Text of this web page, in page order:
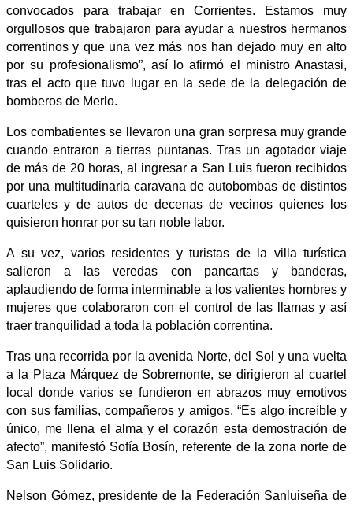
convocados para trabajar en Corrientes. Estamos muy
orgullosos que trabajaron para ayudar a nuestros hermanos
correntinos y que una vez más nos han dejado muy en alto
por su profesionalismo”, así lo afirmó el ministro Anastasi,
tras el acto que tuvo lugar en la sede de la delegación de
bomberos de Merlo.
Los combatientes se llevaron una gran sorpresa muy grande
cuando entraron a tierras puntanas. Tras un agotador viaje
de más de 20 horas, al ingresar a San Luis fueron recibidos
por una multitudinaria caravana de autobombas de distintos
cuarteles y de autos de decenas de vecinos quienes los
quisieron honrar por su tan noble labor.
A su vez, varios residentes y turistas de la villa turística
salieron a las veredas con pancartas y banderas,
aplaudiendo de forma interminable a los valientes hombres y
mujeres que colaboraron con el control de las llamas y así
traer tranquilidad a toda la población correntina.
Tras una recorrida por la avenida Norte, del Sol y una vuelta
a la Plaza Márquez de Sobremonte, se dirigieron al cuartel
local donde varios se fundieron en abrazos muy emotivos
con sus familias, compañeros y amigos. “Es algo increíble y
único, me llena el alma y el corazón esta demostración de
afecto”, manifestó Sofía Bosín, referente de la zona norte de
San Luis Solidario.
Nelson Gómez, presidente de la Federación Sanluiseña de